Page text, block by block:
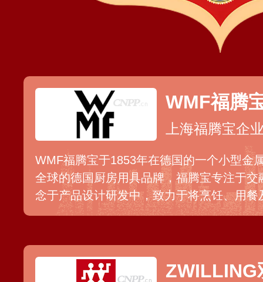
WMF福腾
上海福腾宝企
WMF福腾宝于1853年在德国的一个小型金
全球的德国厨房用具品牌，福腾宝专注于
念于产品设计研发中，致力于将烹饪、用
体验，产品涵盖家庭与社会餐饮领域，目
ZWILLING